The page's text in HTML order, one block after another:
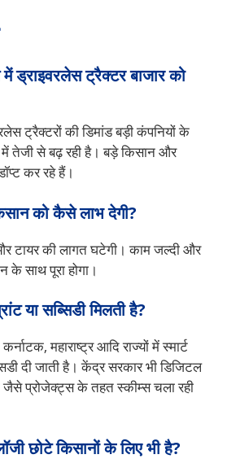
ड्राइवरलेस ट्रैक्टर बाजार को
ट्रैक्टरों की डिमांड बड़ी कंपनियों के
में तेजी से बढ़ रही है। बड़े किसान और
कर रहे हैं।
को कैसे लाभ देगी?
टायर की लागत घटेगी। काम जल्दी और
साथ पूरा होगा।
या सब्सिडी मिलती है?
महाराष्ट्र आदि राज्यों में स्मार्ट
दी जाती है। केंद्र सरकार भी डिजिटल
जैसे प्रोजेक्ट्स के तहत स्कीम्स चला रही
छोटे किसानों के लिए भी है?